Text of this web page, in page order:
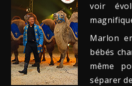
voir
Marlon
bébés
même
séparer